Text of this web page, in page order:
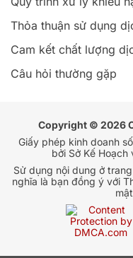
Thỏa thuận sử dụng
Cam kết chất lượng
Câu hỏi thường gặp
Copyright © 2026
Giấy phép kinh doanh
bởi Sở Kế
Sử dụng nội dung ở
nghĩa là bạn đồng ý với